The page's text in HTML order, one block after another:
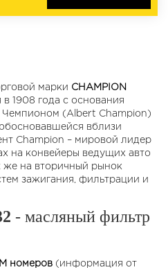
марки CHAMPION
в 1908 года с основания
Чемпионом (Albert Champion)
вблизи
Champion – мировой лидер
на конвейеры ведущих авто
же на вторичный рынок
зажигания, фильтрации и
- масляный фильтр
номеров (информация от